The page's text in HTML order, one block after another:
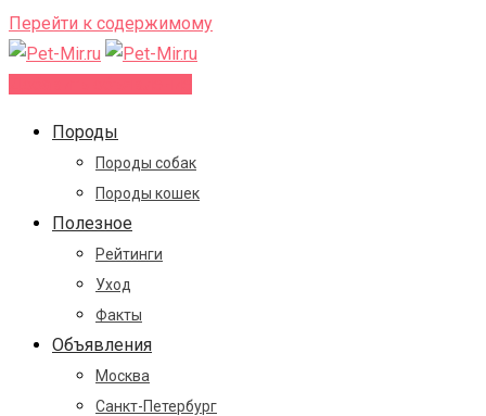
Перейти к содержимому
Породы
Породы собак
Породы кошек
Полезное
Рейтинги
Уход
Факты
Объявления
Москва
Санкт-Петербург